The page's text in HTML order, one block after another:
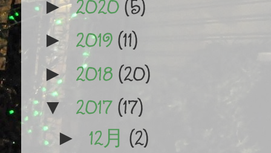
►2020(5)
► 2019(11)
► 2018 (20)
▼ 2017(17)
► 12月 (2)